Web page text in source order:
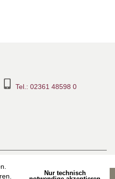
Nur technisch
Tel.: 02361 48598 0